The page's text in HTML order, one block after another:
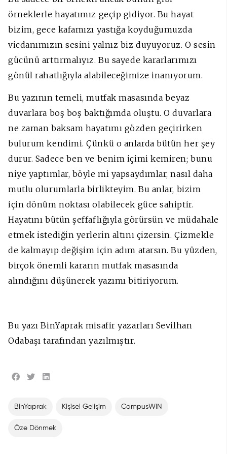
örneklerle hayatımız geçip gidiyor. Bu hayat
bizim, gece kafamızı yastığa koyduğumuzda
vicdanımızın sesini yalnız biz duyuyoruz. O sesin
gücünü arttırmalıyız. Bu sayede kararlarımızı
gönül rahatlığıyla alabileceğimize inanıyorum.
Bu yazının temeli, mutfak masasında beyaz
duvarlara boş boş baktığımda oluştu. O duvarlara
ne zaman baksam hayatımı gözden geçirirken
bulurum kendimi. Çünkü o anlarda bütün her şey
durur. Sadece ben ve benim içimi kemiren; bunu
niye yaptımlar, böyle mi yapsaydımlar, nasıl daha
mutlu olurumlarla birlikteyim. Bu anlar, bizim
için dönüm noktası olabilecek güce sahiptir.
Hayatını bütün şeffaflığıyla görürsün ve müdahale
etmek istediğin yerlerin altını çizersin. Çizmekle
de kalmayıp değişim için adım atarsın. Bu yüzden,
birçok önemli kararın mutfak masasında
alındığını düşünerek yazımı bitiriyorum.
Bu yazı BinYaprak misafir yazarları Sevilhan
Odabaşı tarafından yazılmıştır.
BinYaprak Kişisel Gelişim CampusWIN
Öze Dönmek